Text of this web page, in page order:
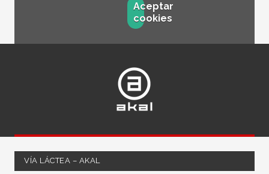
Aceptar
cookies
VÍA LÁCTEA – AKAL